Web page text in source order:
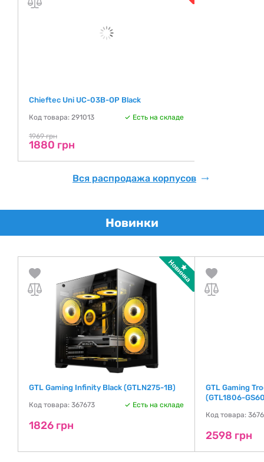
Chieftec Uni UC-03B-OP Black
Код товара: 291013 Есть на складе
1969 грн
1880 грн
Вся распродажа корпусов
Новинки
GTL Gaming Infinity Black (GTLN275-1B)
Код товара: 367673 Есть на складе
1826 грн
GTL Gaming
(GTL1806-
Код товара:
2598 грн